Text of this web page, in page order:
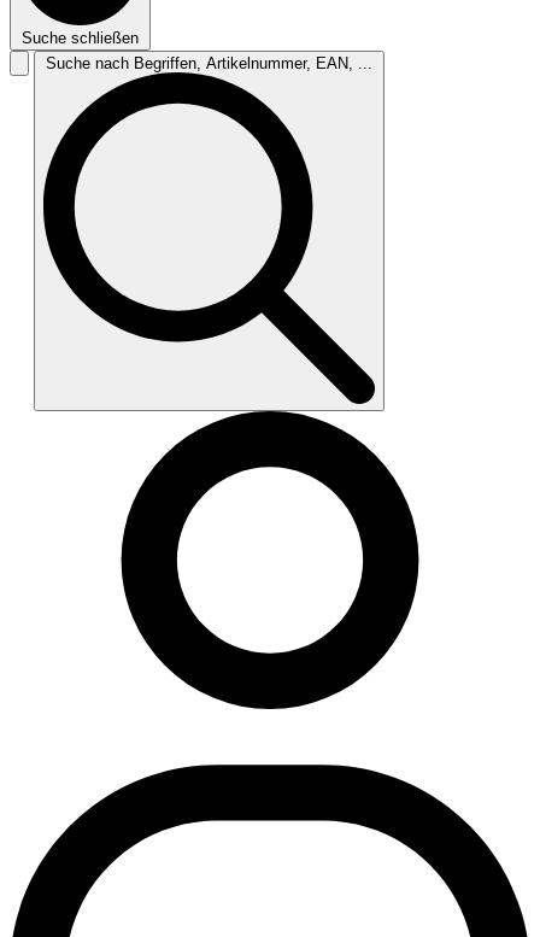
Suche schließen
Suche nach Begriffen, Artikelnummer, EAN, ...